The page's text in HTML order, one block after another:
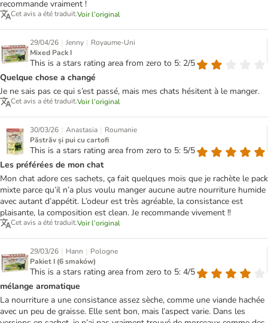
recommande vraiment !
Cet avis a été traduit.Voir l’original
29/04/26 | Jenny | Royaume-Uni
Mixed Pack I
This is a stars rating area from zero to 5: 2/5
Quelque chose a changé
Je ne sais pas ce qui s’est passé, mais mes chats hésitent à le manger.
Cet avis a été traduit.Voir l’original
30/03/26 | Anastasia | Roumanie
Păstrăv și pui cu cartofi
This is a stars rating area from zero to 5: 5/5
Les préférées de mon chat
Mon chat adore ces sachets, ça fait quelques mois que je rachète le pack
mixte parce qu’il n’a plus voulu manger aucune autre nourriture humide
avec autant d’appétit. L’odeur est très agréable, la consistance est
plaisante, la composition est clean. Je recommande vivement !!
Cet avis a été traduit.Voir l’original
29/03/26 | Hann | Pologne
Pakiet I (6 smaków)
This is a stars rating area from zero to 5: 4/5
mélange aromatique
La nourriture a une consistance assez sèche, comme une viande hachée
avec un peu de graisse. Elle sent bon, mais l’aspect varie. Dans les